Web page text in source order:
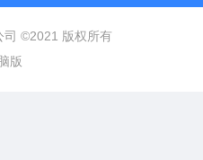
司 ©2021 版权所有
版